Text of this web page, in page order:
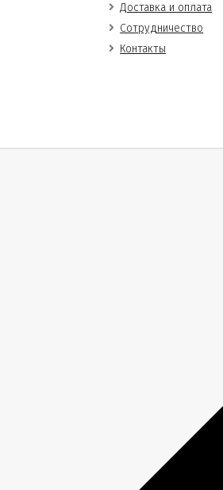
Доставка и оплата
Сотрудничество
Контакты